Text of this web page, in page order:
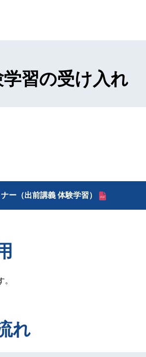
習の受け入れ
ー（出前講義 体験学習）
れ